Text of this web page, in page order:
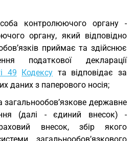
контролюючого органу -
органу, який відповідно
приймає та здійснює
податкової декларації
49 Кодексу та відповідає за
даних з паперового носія;
загальнообов’язкове державне
(далі - єдиний внесок) -
внесок, збір якого